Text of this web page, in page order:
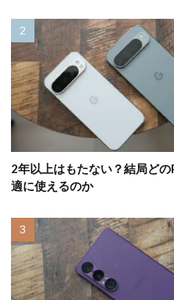
2年以上はもたない？結局ど
適に使えるのか